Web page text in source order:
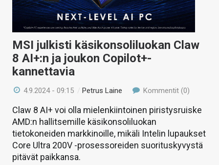
MSI julkisti käsikonsoliluokan Claw
8 AI+:n ja joukon Copilot+-
kannettavia
4.9.2024 - 09:15 /Petrus Laine Kommentit (0)
Claw 8 AI+ voi olla mielenkiintoinen piristysruiske
AMD:n hallitsemille käsikonsoliluokan
tietokoneiden markkinoille, mikäli Intelin lupaukset
Core Ultra 200V -prosessoreiden suorituskyvystä
pitävät paikkansa.